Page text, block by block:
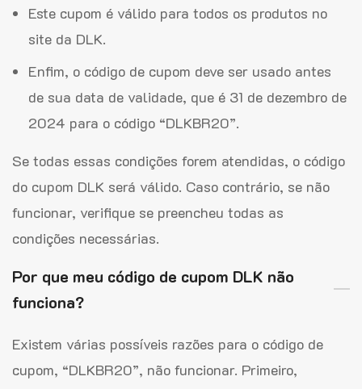
Este cupom é válido para todos os produtos no
site da DLK.
Enfim, o código de cupom deve ser usado antes
de sua data de validade, que é 31 de dezembro de
2024 para o código “DLKBR20”.
Se todas essas condições forem atendidas, o código
do cupom DLK será válido. Caso contrário, se não
funcionar, verifique se preencheu todas as
condições necessárias.
Por que meu código de cupom DLK não
funciona?
Existem várias possíveis razões para o código de
cupom, “DLKBR20”, não funcionar. Primeiro,